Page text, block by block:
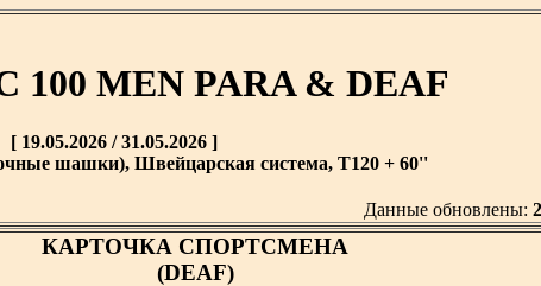
100 MEN PARA & DEAF
[ 19.05.2026 / 31.05.2026 ]
шашки), Швейцарская система, T120 + 60''
Данные обновлены:
КАРТОЧКА СПОРТСМЕНА
(DEAF)